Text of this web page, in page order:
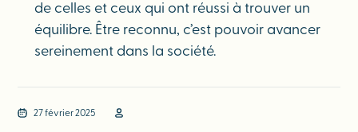
de celles et ceux qui ont réussi à trouver un
équilibre. Être reconnu, c’est pouvoir avancer
sereinement dans la société.
27 février 2025